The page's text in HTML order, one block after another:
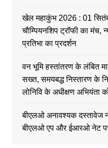
खेल महाकुंभ 2026 : 01
चौम्पियनशिप ट्रॉफी का मंच,
प्रतिभा का प्रदर्शन
वन भूमि हस्तांतरण के लंबित
सख्त, समयबद्ध निस्तारण के
लोनिवि के अधीक्षण
बीएलओ अनावश्यक दस्तावेज
बीएलओ एप और ईआरओ नेट